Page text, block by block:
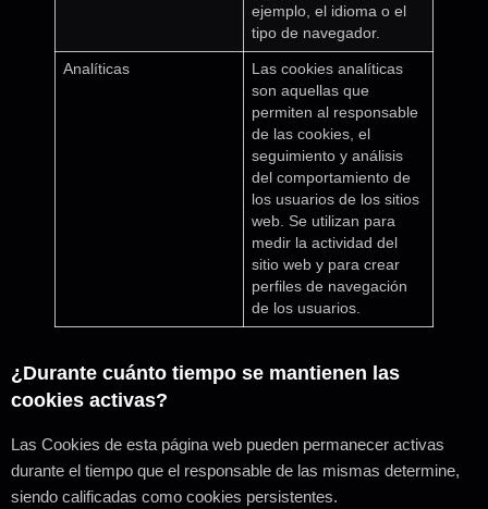
ejemplo, el idioma o el
tipo de navegador.
Analíticas
Las cookies analíticas
son aquellas que
permiten al responsable
de las cookies, el
seguimiento y análisis
del comportamiento de
los usuarios de los sitios
web. Se utilizan para
medir la actividad del
sitio web y para crear
perfiles de navegación
de los usuarios.
¿Durante cuánto tiempo se mantienen las
cookies activas?
Las Cookies de esta página web pueden permanecer activas
durante el tiempo que el responsable de las mismas determine,
siendo calificadas como cookies persistentes.